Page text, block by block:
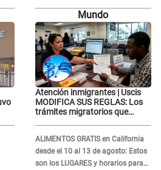
RECONCILIACIÓN con Marcelo
Tinelli en TV argentina
Mundo
Atención inmigrantes | Uscis
MODIFICA SUS REGLAS: Los
trámites migratorios que
ALIMENTOS GRATIS en California
desde el 10 al 13 de agosto: Estos
son los LUGARES y horarios para